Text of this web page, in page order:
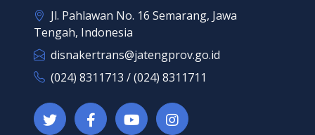
Jl. Pahlawan No. 16 Semarang, Jawa
Tengah, Indonesia
disnakertrans@jatengprov.go.id
(024) 8311713 / (024) 8311711